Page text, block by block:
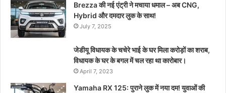
Brezza की नई एंट्री ने मचाया धमाल – अब CNG,
Hybrid और दमदार लुक के साथ!
July 7, 2025
जेडीयू विधायक के चचेरे भाई के घर मिला करोड़ों का शराब,
विधायक के घर के बगल में चल रहा था कारोबार।
April 7, 2023
Yamaha RX 125: पुराने लुक में नया दम! युवाओं की